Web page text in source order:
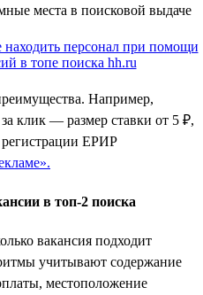
места в поисковой выдаче
Например,
клик — размер ставки от 5 ₽,
регистрации ЕРИР
в топ-2 поиска
вакансия подходит
учитывают содержание
местоположение